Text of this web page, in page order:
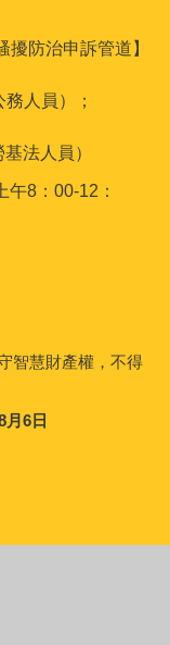
擾防治申訴管道】
人員）；
法人員）
午8：00-12：
智慧財產權，不得
月6日